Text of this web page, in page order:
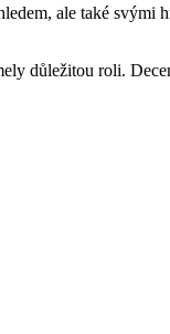
ale také
důležitou roli.